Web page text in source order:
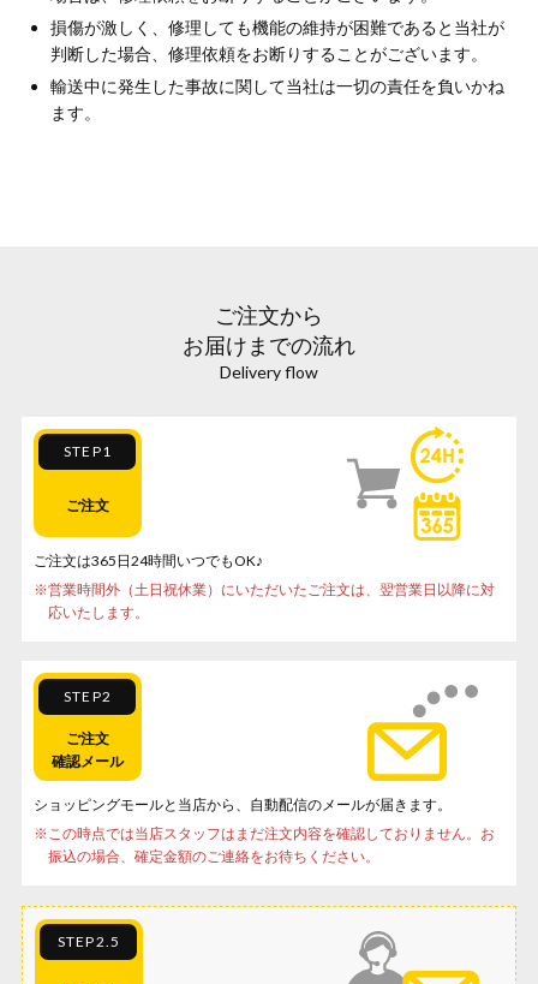
損傷が激しく、修理しても機能の維持が困難であると当社が
判断した場合、修理依頼をお断りすることがございます。
輸送中に発生した事故に関して当社は一切の責任を負いかね
ます。
ご注文から
お届けまでの流れ
Delivery flow
STEP1
ご注文
ご注文は365日24時間いつでもOK♪
※営業時間外（土日祝休業）にいただいたご注文は、翌営業日以降に対
応いたします。
STEP2
ご注文
確認メール
ショッピングモールと当店から、自動配信のメールが届きます。
※この時点では当店スタッフはまだ注文内容を確認しておりません。お
振込の場合、確定金額のご連絡をお待ちください。
STEP2.5